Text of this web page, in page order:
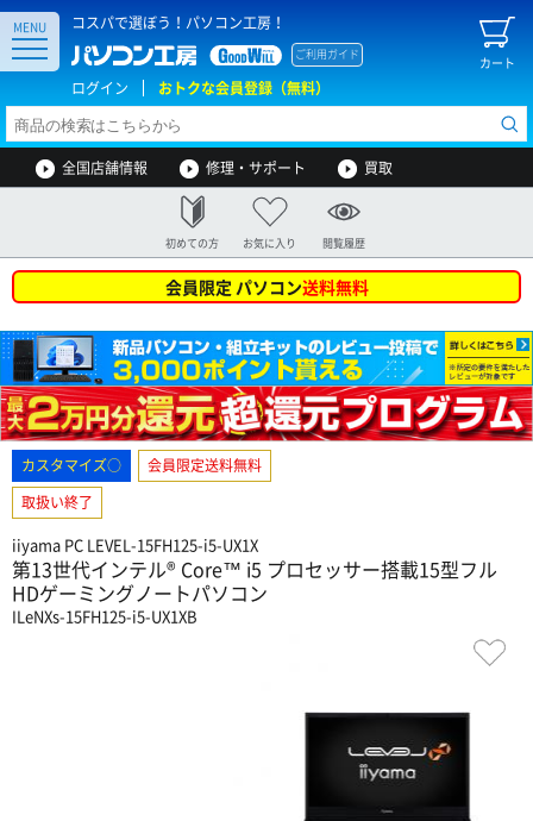
コスパで選ぼう！パソコン工房！
カート
ご利用ガイド
ログイン おトクな会員登録（無料）
MENU
全国店舗情報 修理・サポート 買取
初めての方 お気に入り 閲覧履歴
会員限定 パソコン送料無料
カスタマイズ○
会員限定送料無料
取扱い終了
iiyama PC LEVEL-15FH125-i5-UX1X
第13世代インテル® Core™ i5 プロセッサー搭載15型フル
HDゲーミングノートパソコン
ILeNXs-15FH125-i5-UX1XB